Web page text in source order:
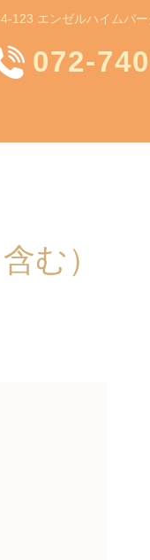
123 エンゼルハイムパ
072-
む）